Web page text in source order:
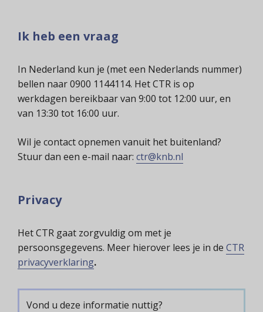
Ik heb een vraag
In Nederland kun je (met een Nederlands nummer)
bellen naar 0900 1144114. Het CTR is op
werkdagen bereikbaar van 9:00 tot 12:00 uur, en
van 13:30 tot 16:00 uur.
Wil je contact opnemen vanuit het buitenland?
Stuur dan een e-mail naar: ctr@knb.nl
Privacy
Het CTR gaat zorgvuldig om met je
persoonsgegevens. Meer hierover lees je in de CTR
privacyverklaring.
Vond u deze informatie nuttig?